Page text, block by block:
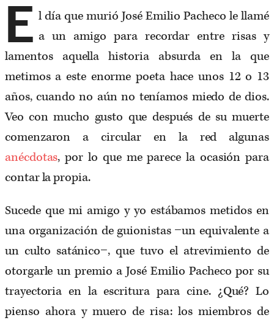
E l día que murió José Emilio Pacheco le llamé
a un amigo para recordar entre risas y
lamentos aquella historia absurda en la que
metimos a este enorme poeta hace unos 12 o 13
años, cuando no aún no teníamos miedo de dios.
Veo con mucho gusto que después de su muerte
comenzaron a circular en la red algunas
anécdotas, por lo que me parece la ocasión para
contar la propia.
Sucede que mi amigo y yo estábamos metidos en
una organización de guionistas −un equivalente a
un culto satánico−, que tuvo el atrevimiento de
otorgarle un premio a José Emilio Pacheco por su
trayectoria en la escritura para cine. ¿Qué? Lo
pienso ahora y muero de risa: los miembros de